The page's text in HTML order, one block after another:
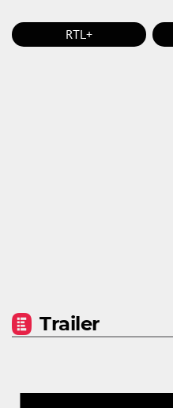
RTL+
Trailer